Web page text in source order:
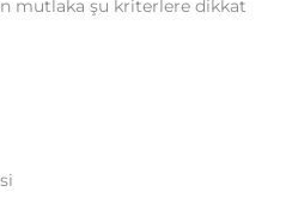
mutlaka şu kriterlere dikkat